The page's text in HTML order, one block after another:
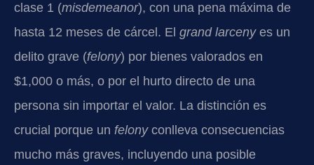
clase 1 (misdemeanor), con una pena máxima de
hasta 12 meses de cárcel. El grand larcenyes un
delito grave (felony) por bienes valorados en
$1,000 o más, o por el hurto directo de una
persona sin importar el valor. La distinción es
crucial porque un felonyconlleva consecuencias
mucho más graves, incluyendo una posible